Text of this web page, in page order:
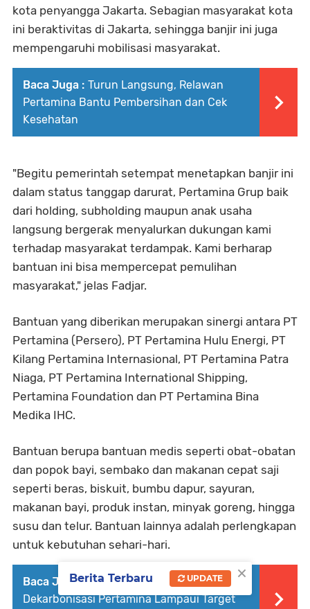
kota penyangga Jakarta. Sebagian masyarakat kota
ini beraktivitas di Jakarta, sehingga banjir ini juga
mempengaruhi mobilisasi masyarakat.
Baca Juga : Turun Langsung, Relawan
Pertamina Bantu Pembersihan dan Cek
Kesehatan
"Begitu pemerintah setempat menetapkan banjir ini
dalam status tanggap darurat, Pertamina Grup baik
dari holding, subholding maupun anak usaha
langsung bergerak menyalurkan dukungan kami
terhadap masyarakat terdampak. Kami berharap
bantuan ini bisa mempercepat pemulihan
masyarakat," jelas Fadjar.
Bantuan yang diberikan merupakan sinergi antara PT
Pertamina (Persero), PT Pertamina Hulu Energi, PT
Kilang Pertamina Internasional, PT Pertamina Patra
Niaga, PT Pertamina International Shipping,
Pertamina Foundation dan PT Pertamina Bina
Medika IHC.
Bantuan berupa bantuan medis seperti obat-obatan
dan popok bayi, sembako dan makanan cepat saji
seperti beras, biskuit, bumbu dapur, sayuran,
makanan bayi, produk instan, minyak goreng, hingga
susu dan telur. Bantuan lainnya adalah perlengkapan
untuk kebutuhan sehari-hari.
Baca Juga : Per Januari 2025,
Dekarbonisasi Pertamina Lampaui Target
×
Berita Terbaru UPDATE